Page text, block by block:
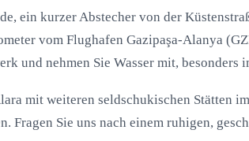
ein kurzer Abstecher von der
vom Flughafen Gazipaşa-Alanya
und nehmen Sie Wasser mit, besonders
mit weiteren seldschukischen Stätten
Sie uns nach einem ruhigen,